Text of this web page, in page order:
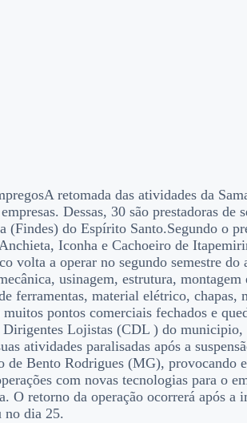
retomada das atividades da
Dessas, 30 são prestadoras
do Espírito Santo.Segundo o
Iconha e Cachoeiro de
volta a operar no segundo semestre
usinagem, estrutura,
ferramentas, material elétrico,
pontos comerciais fechados e
Lojistas (CDL ) do
atividades paralisadas após a
Bento Rodrigues (MG), provocando
com novas tecnologias para o
retorno da operação ocorrerá após
no dia 25.